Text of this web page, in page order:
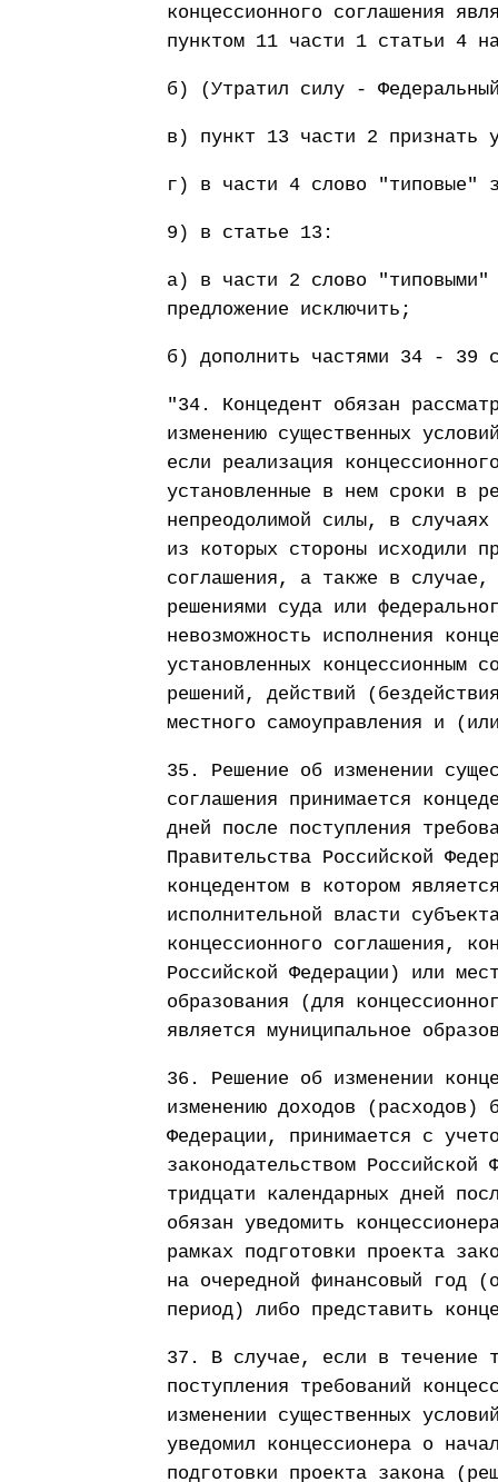
концессионного соглашения
пунктом 11 части 1 статьи 4
б) (Утратил силу -
в) пункт 13 части 2 признать
г) в части 4 слово "типовые"
9) в статье 13:
а) в части 2 слово "типовыми"
предложение исключить;
б) дополнить частями 34 - 39
"34. Концедент обязан
изменению существенных
если реализация
установленные в нем сроки в
непреодолимой силы, в случаях
из которых стороны исходили
соглашения, а также в случае,
решениями суда или
невозможность исполнения
установленных концессионным
решений, действий
местного самоуправления и
35. Решение об изменении
соглашения принимается
дней после поступления
Правительства Российской
концедентом в котором
исполнительной власти
концессионного соглашения,
Российской Федерации) или
образования (для
является муниципальное
36. Решение об изменении
изменению доходов (расходов)
Федерации, принимается с
законодательством
тридцати календарных дней
обязан уведомить
рамках подготовки проекта
на очередной финансовый год
период) либо представить
37. В случае, если в течение
поступления требований
изменении существенных
уведомил концессионера о
подготовки проекта закона